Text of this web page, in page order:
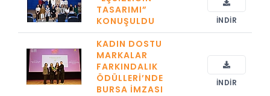
TASARIMI”
KONUŞULDU
İNDIR
KADIN DOSTU
MARKALAR
FARKINDALIK
ÖDÜLLERI’NDE
BURSA İMZASI
İNDIR